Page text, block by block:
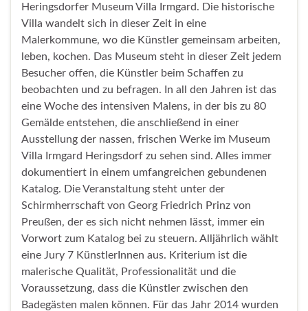
Heringsdorfer Museum Villa Irmgard. Die historische
Villa wandelt sich in dieser Zeit in eine
Malerkommune, wo die Künstler gemeinsam arbeiten,
leben, kochen. Das Museum steht in dieser Zeit jedem
Besucher offen, die Künstler beim Schaffen zu
beobachten und zu befragen. In all den Jahren ist das
eine Woche des intensiven Malens, in der bis zu 80
Gemälde entstehen, die anschließend in einer
Ausstellung der nassen, frischen Werke im Museum
Villa Irmgard Heringsdorf zu sehen sind. Alles immer
dokumentiert in einem umfangreichen gebundenen
Katalog. Die Veranstaltung steht unter der
Schirmherrschaft von Georg Friedrich Prinz von
Preußen, der es sich nicht nehmen lässt, immer ein
Vorwort zum Katalog bei zu steuern. Alljährlich wählt
eine Jury 7 KünstlerInnen aus. Kriterium ist die
malerische Qualität, Professionalität und die
Voraussetzung, dass die Künstler zwischen den
Badegästen malen können. Für das Jahr 2014 wurden